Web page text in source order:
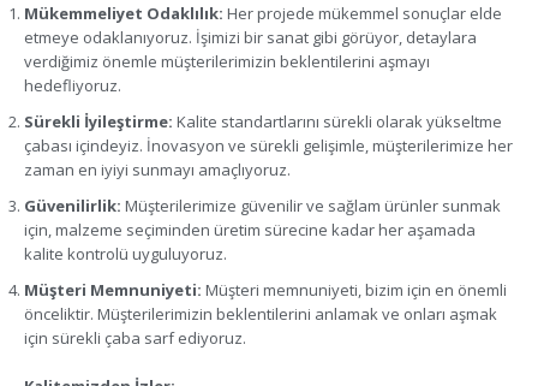
Mükemmeliyet Odaklılık: Her projede mükemmel sonuçlar elde
etmeye odaklanıyoruz. İşimizi bir sanat gibi görüyor, detaylara
verdiğimiz önemle müşterilerimizin beklentilerini aşmayı
hedefliyoruz.
Sürekli İyileştirme: Kalite standartlarını sürekli olarak yükseltme
çabası içindeyiz. İnovasyon ve sürekli gelişimle, müşterilerimize her
zaman en iyiyi sunmayı amaçlıyoruz.
Güvenilirlik: Müşterilerimize güvenilir ve sağlam ürünler sunmak
için, malzeme seçiminden üretim sürecine kadar her aşamada
kalite kontrolü uyguluyoruz.
Müşteri Memnuniyeti: Müşteri memnuniyeti, bizim için en önemli
önceliktir. Müşterilerimizin beklentilerini anlamak ve onları aşmak
için sürekli çaba sarf ediyoruz.